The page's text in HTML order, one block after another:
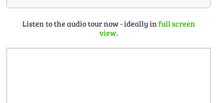
Listen to the audio tour now - ideally infull screen
view.